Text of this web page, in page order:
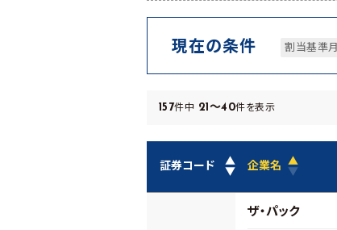
現在の条件 割当基準月
157件中 21～40件を表示
▲
証券コード ▼
▲
企業名 ▼
ザ・パック